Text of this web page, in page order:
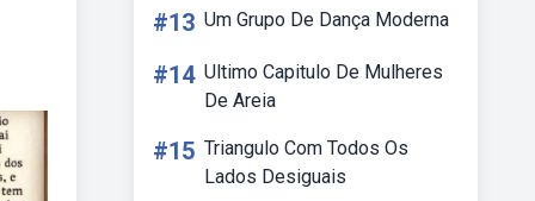
#13 Um Grupo De Dança Moderna
#14 Ultimo Capitulo De Mulheres
De Areia
#15 Triangulo Com Todos Os
Lados Desiguais